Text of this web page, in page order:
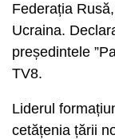
Federația
Ucraina.
președintele
TV8.
Liderul
cetățenia țării